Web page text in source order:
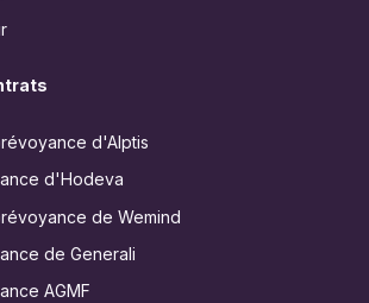
d'Alptis
d'Hodeva
de Wemind
de Generali
AGMF